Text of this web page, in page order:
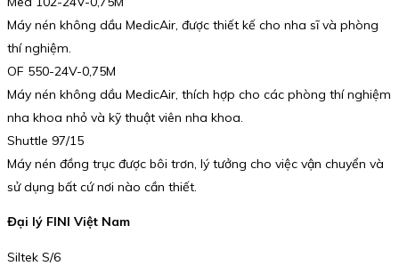
Máy nén không dầu MedicAir, được thiết kế cho nha sĩ và phòng
thí nghiệm.
OF 550-24V-0,75M
Máy nén không dầu MedicAir, thích hợp cho các phòng thí nghiệm
nha khoa nhỏ và kỹ thuật viên nha khoa.
Shuttle 97/15
Máy nén đồng trục được bôi trơn, lý tưởng cho việc vận chuyển và
sử dụng bất cứ nơi nào cần thiết.
Đại lý FINI Việt Nam
Siltek S/6